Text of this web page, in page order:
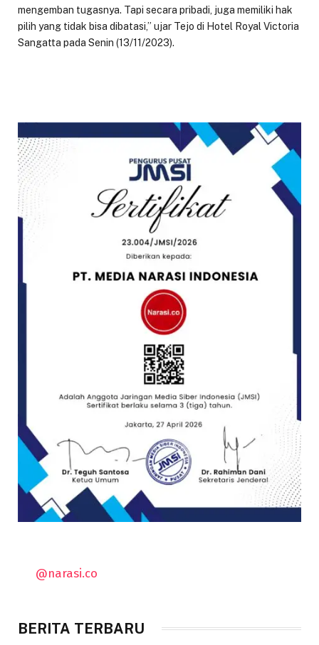
mengemban tugasnya. Tapi secara pribadi, juga memiliki hak
pilih yang tidak bisa dibatasi,” ujar Tejo di Hotel Royal Victoria
Sangatta pada Senin (13/11/2023).
@narasi.co
BERITA TERBARU